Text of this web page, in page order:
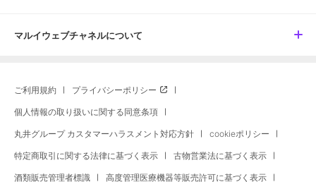
マルイウェブチャネルについて
ご利用規約 プライバシーポリシー
個人情報の取り扱いに関する同意条項
丸井グループ カスタマーハラスメント対応方針 cookieポリシー
特定商取引に関する法律に基づく表示 古物営業法に基づく表示
酒類販売管理者標識 高度管理医療機器等販売許可に基づく表示